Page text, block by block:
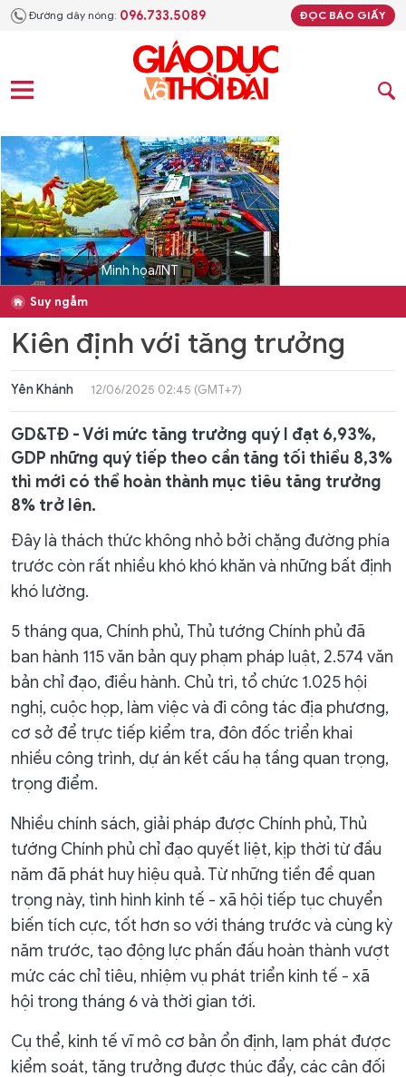
Đường dây nóng: 096.733.5089 ĐỌC BÁO GIẤY
Minh họa/INT
Suy ngẫm
Kiên định với tăng trưởng
Yên Khánh 12/06/2025 02:45 (GMT+7)
GD&TĐ - Với mức tăng trưởng quý I đạt 6,93%,
GDP những quý tiếp theo cần tăng tối thiểu 8,3%
thì mới có thể hoàn thành mục tiêu tăng trưởng
8% trở lên.
Đây là thách thức không nhỏ bởi chặng đường phía
trước còn rất nhiều khó khó khăn và những bất định
khó lường.
5 tháng qua, Chính phủ, Thủ tướng Chính phủ đã
ban hành 115 văn bản quy phạm pháp luật, 2.574 văn
bản chỉ đạo, điều hành. Chủ trì, tổ chức 1.025 hội
nghị, cuộc họp, làm việc và đi công tác địa phương,
cơ sở để trực tiếp kiểm tra, đôn đốc triển khai
nhiều công trình, dự án kết cấu hạ tầng quan trọng,
trọng điểm.
Nhiều chính sách, giải pháp được Chính phủ, Thủ
tướng Chính phủ chỉ đạo quyết liệt, kịp thời từ đầu
năm đã phát huy hiệu quả. Từ những tiền đề quan
trọng này, tình hình kinh tế - xã hội tiếp tục chuyển
biến tích cực, tốt hơn so với tháng trước và cùng kỳ
năm trước, tạo động lực phấn đấu hoàn thành vượt
mức các chỉ tiêu, nhiệm vụ phát triển kinh tế - xã
hội trong tháng 6 và thời gian tới.
Cụ thể, kinh tế vĩ mô cơ bản ổn định, lạm phát được
kiểm soát, tăng trưởng được thúc đẩy, các cân đối